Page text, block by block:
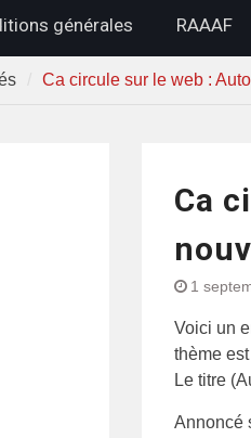
générales RAAAF
Ca circule sur le web :
Ca
1
Voici un
thème
Le titre
Annoncé